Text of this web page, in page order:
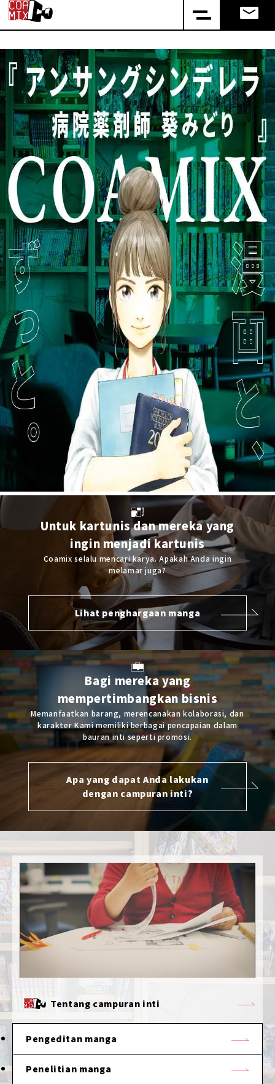
Untuk kartunis dan mereka yang
ingin menjadi kartunis
Coamix selalu mencari karya. Apakah Anda ingin
melamar juga?
Lihat penghargaan manga
Bagi mereka yang
mempertimbangkan bisnis
Memanfaatkan barang, merencanakan kolaborasi, dan
karakterKami memiliki berbagai pencapaian dalam
bauran inti seperti promosi.
Apa yang dapat Anda lakukan
dengan campuran inti?
Tentang campuran inti
Pengeditan manga
Penelitian manga